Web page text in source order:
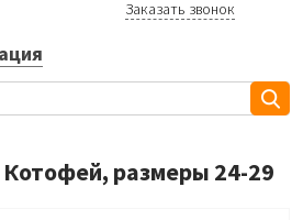
Заказать звонок
размеры 24-29